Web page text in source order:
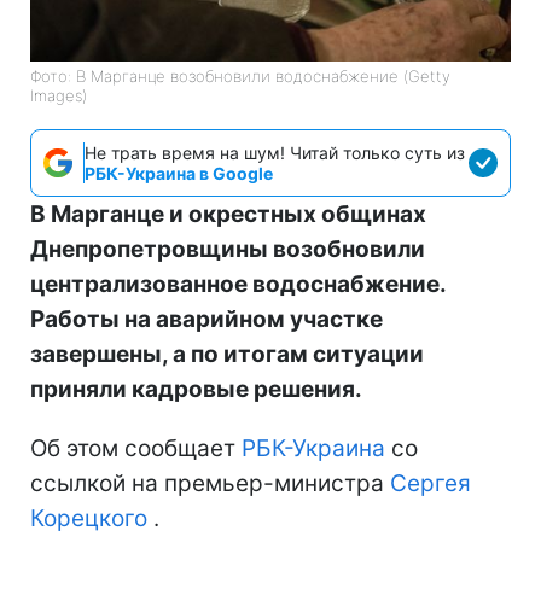
Фото: В Марганце возобновили водоснабжение (Getty
Images)
Не трать время на шум! Читай только суть из
РБК-Украина в Google
В Марганце и окрестных общинах
Днепропетровщины возобновили
централизованное водоснабжение.
Работы на аварийном участке
завершены, а по итогам ситуации
приняли кадровые решения.
Об этом сообщает РБК-Украина со
ссылкой на премьер-министра Сергея
Корецкого .